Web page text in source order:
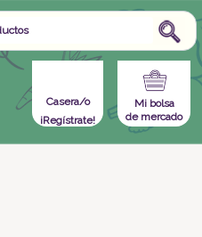
Casera/o
¡Regístrate!
Mi bolsa
de mercado